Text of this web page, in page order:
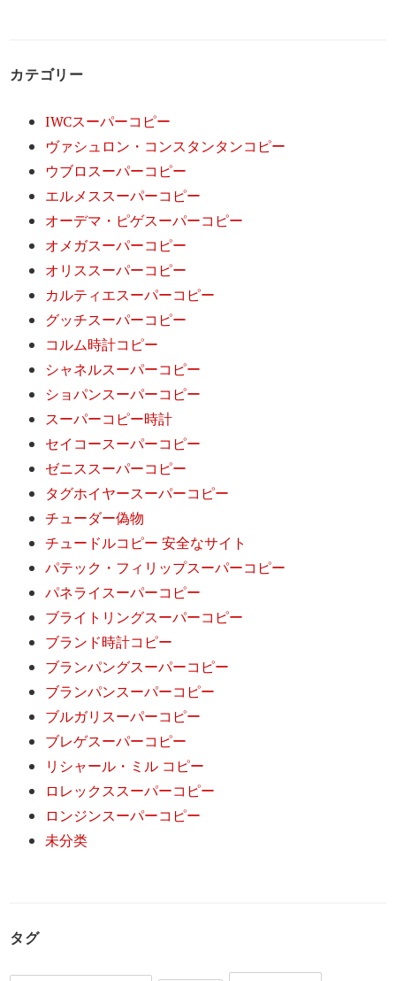
カテゴリー
IWCスーパーコピー
ヴァシュロン・コンスタンタンコピー
ウブロスーパーコピー
エルメススーパーコピー
オーデマ・ピゲスーパーコピー
オメガスーパーコピー
オリススーパーコピー
カルティエスーパーコピー
グッチスーパーコピー
コルム時計コピー
シャネルスーパーコピー
ショパンスーパーコピー
スーパーコピー時計
セイコースーパーコピー
ゼニススーパーコピー
タグホイヤースーパーコピー
チューダー偽物
チュードルコピー 安全なサイト
パテック・フィリップスーパーコピー
パネライスーパーコピー
ブライトリングスーパーコピー
ブランド時計コピー
ブランパングスーパーコピー
ブランパンスーパーコピー
ブルガリスーパーコピー
ブレゲスーパーコピー
リシャール・ミル コピー
ロレックススーパーコピー
ロンジンスーパーコピー
未分类
タグ